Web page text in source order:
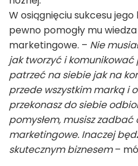
W osiągnięciu sukcesu jego
pewno pomogły mu
marketingowe. – Nie
jak tworzyć i komunikować
patrzeć na siebie jak na
przede wszystkim marką i
przekonasz do siebie
pomysłem, musisz
marketingowe. Inaczej
skutecznym biznesem–